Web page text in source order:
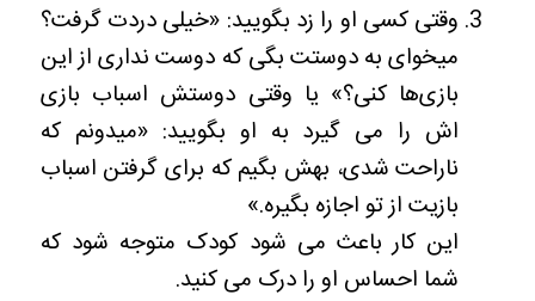
وقتی کسی او را زد بگویید: «خیلی دردت گرفت؟
میخوای به دوستت بگی که دوست نداری از این
بازی‌ها کنی؟» یا وقتی دوستش اسباب بازی
اش را می گیرد به او بگویید: «میدونم که
ناراحت شدی، بهش بگیم که برای گرفتن اسباب
بازیت از تو اجازه بگیره.»
این کار باعث می شود کودک متوجه شود که
شما احساس او را درک می کنید.